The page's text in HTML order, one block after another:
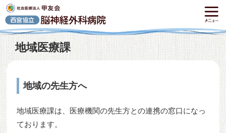
地域医療課
地域の先生方へ
地域医療課は、医療機関の先生方との連携の窓口になっ
ております。